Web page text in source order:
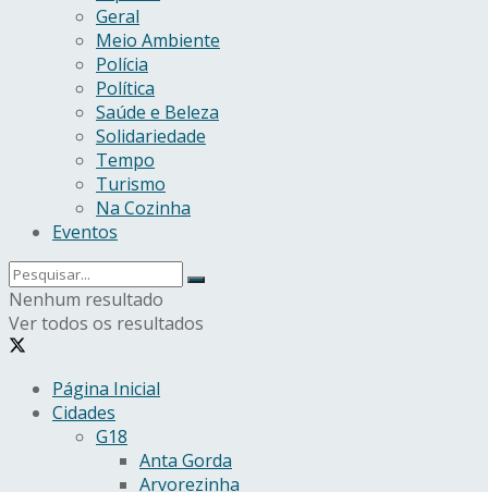
Geral
Meio Ambiente
Polícia
Política
Saúde e Beleza
Solidariedade
Tempo
Turismo
Na Cozinha
Eventos
Nenhum resultado
Ver todos os resultados
Página Inicial
Cidades
G18
Anta Gorda
Arvorezinha